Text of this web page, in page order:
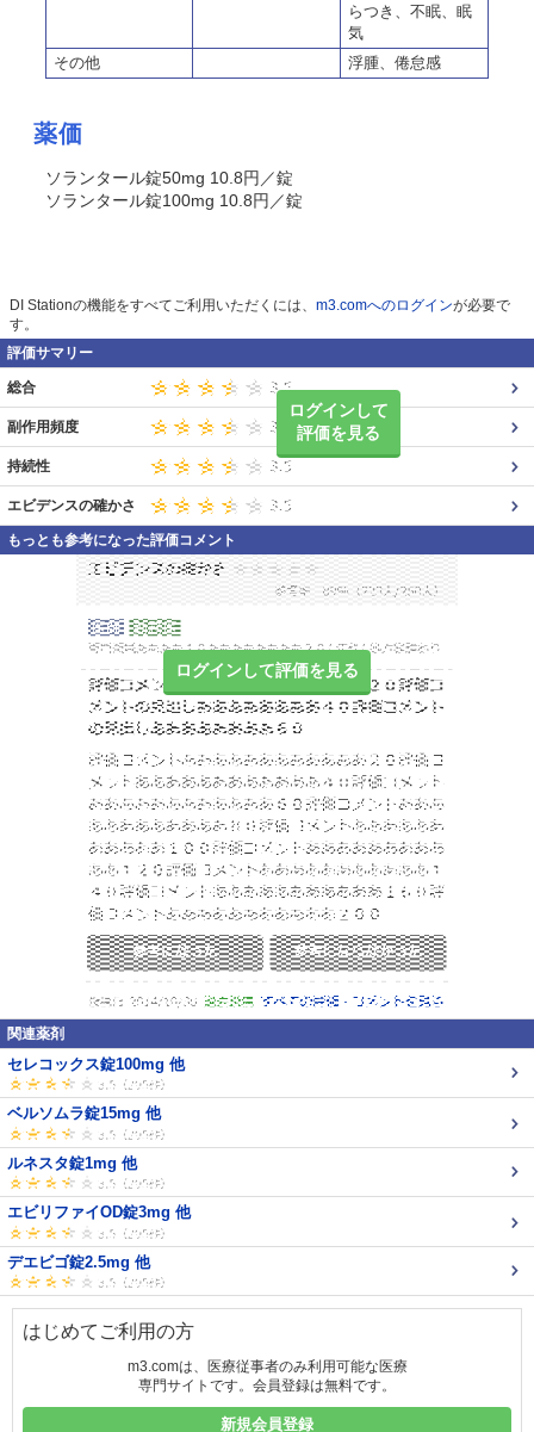
らつき、不眠、眠
気
その他
浮腫、倦怠感
薬価
ソランタール錠50mg 10.8円／錠
ソランタール錠100mg 10.8円／錠
DI Stationの機能をすべてご利用いただくには、 m3.comへのログインが必要で
す。
評価サマリー
ログインして
評価を見る
総合
副作用頻度
持続性
エビデンスの確かさ
もっとも参考になった評価コメント
ログインして評価を見る
関連薬剤
セレコックス錠100mg 他
ベルソムラ錠15mg 他
ルネスタ錠1mg 他
エビリファイOD錠3mg 他
デエビゴ錠2.5mg 他
はじめてご利用の方
m3.comは、医療従事者のみ利用可能な医療
専門サイトです。会員登録は無料です。
新規会員登録